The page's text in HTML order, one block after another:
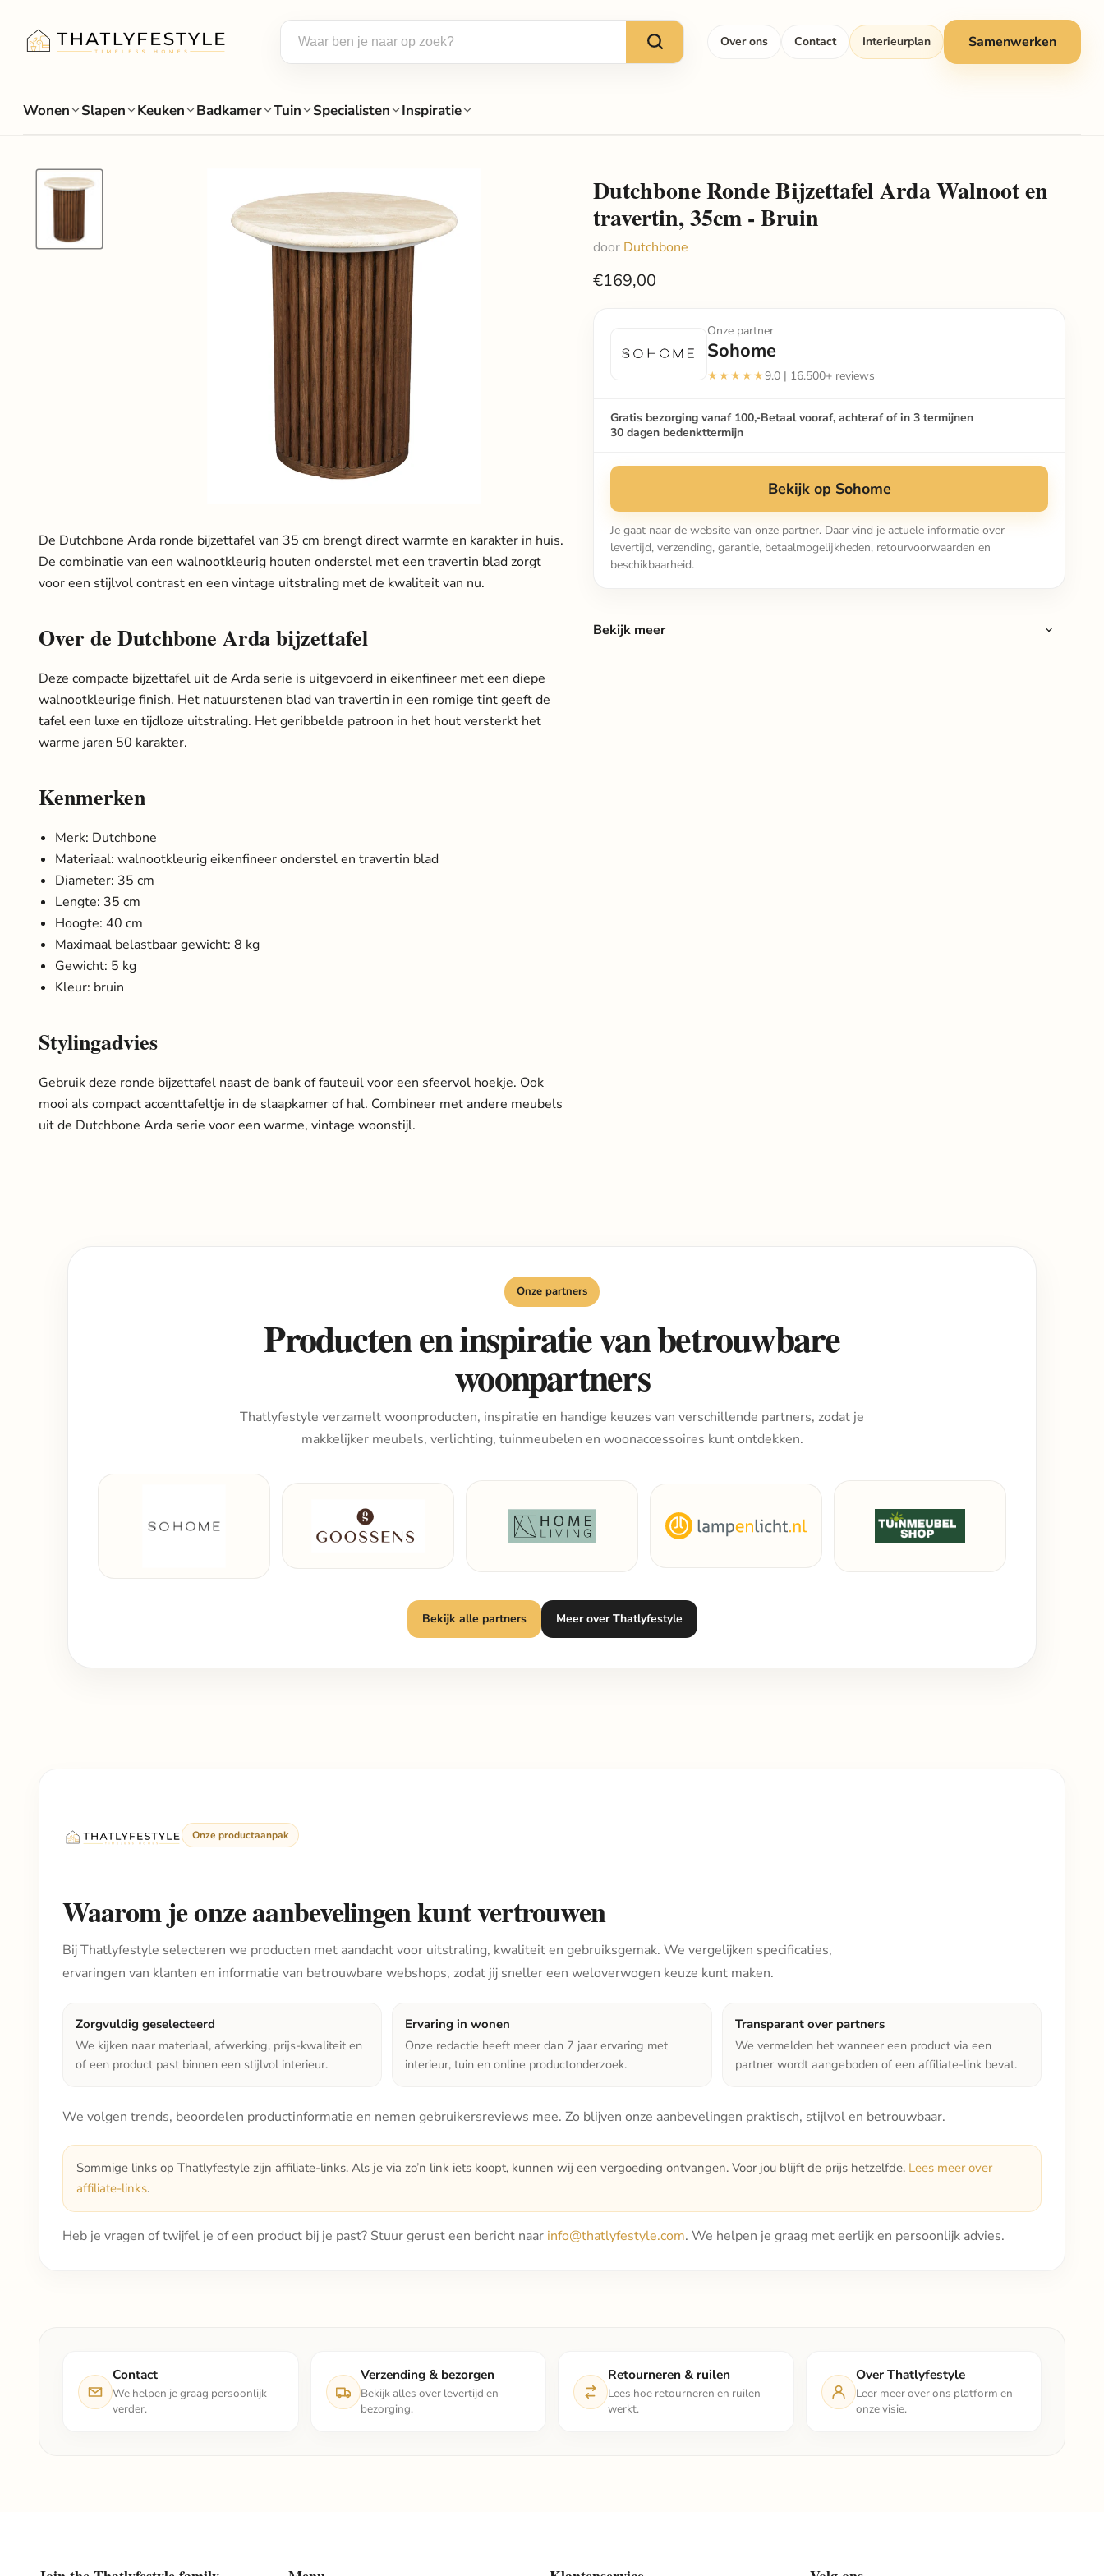
Over ons Contact Interieurplan Samenwerken
Wonen Slapen Keuken Badkamer Tuin Specialisten Inspiratie
De Dutchbone Arda ronde bijzettafel van 35 cm brengt direct warmte en karakter in huis.
De combinatie van een walnootkleurig houten onderstel met een travertin blad zorgt
voor een stijlvol contrast en een vintage uitstraling met de kwaliteit van nu.
Over de Dutchbone Arda bijzettafel
Deze compacte bijzettafel uit de Arda serie is uitgevoerd in eikenfineer met een diepe
walnootkleurige finish. Het natuurstenen blad van travertin in een romige tint geeft de
tafel een luxe en tijdloze uitstraling. Het geribbelde patroon in het hout versterkt het
warme jaren 50 karakter.
Kenmerken
Merk: Dutchbone
Materiaal: walnootkleurig eikenfineer onderstel en travertin blad
Diameter: 35 cm
Lengte: 35 cm
Hoogte: 40 cm
Maximaal belastbaar gewicht: 8 kg
Gewicht: 5 kg
Kleur: bruin
Stylingadvies
Gebruik deze ronde bijzettafel naast de bank of fauteuil voor een sfeervol hoekje. Ook
mooi als compact accenttafeltje in de slaapkamer of hal. Combineer met andere meubels
uit de Dutchbone Arda serie voor een warme, vintage woonstijl.
Dutchbone Ronde Bijzettafel Arda Walnoot en
travertin, 35cm - Bruin
door Dutchbone
€169,00
Onze partner
Sohome
★★★★★9.0 | 16.500+ reviews
Gratis bezorging vanaf 100,-Betaal vooraf, achteraf of in 3 termijnen
30 dagen bedenkttermijn
Bekijk op Sohome
Je gaat naar de website van onze partner. Daar vind je actuele informatie over
levertijd, verzending, garantie, betaalmogelijkheden, retourvoorwaarden en
beschikbaarheid.
Bekijk meer
Onze partners
Producten en inspiratie van betrouwbare
woonpartners
Thatlyfestyle verzamelt woonproducten, inspiratie en handige keuzes van verschillende partners, zodat je
makkelijker meubels, verlichting, tuinmeubelen en woonaccessoires kunt ontdekken.
Bekijk alle partners Meer over Thatlyfestyle
Onze productaanpak
Waarom je onze aanbevelingen kunt vertrouwen
Bij Thatlyfestyle selecteren we producten met aandacht voor uitstraling, kwaliteit en gebruiksgemak. We vergelijken specificaties,
ervaringen van klanten en informatie van betrouwbare webshops, zodat jij sneller een weloverwogen keuze kunt maken.
Zorgvuldig geselecteerd
We kijken naar materiaal, afwerking, prijs-kwaliteit en
of een product past binnen een stijlvol interieur.
Ervaring in wonen
Onze redactie heeft meer dan 7 jaar ervaring met
interieur, tuin en online productonderzoek.
Transparant over partners
We vermelden het wanneer een product via een
partner wordt aangeboden of een affiliate-link bevat.
We volgen trends, beoordelen productinformatie en nemen gebruikersreviews mee. Zo blijven onze aanbevelingen praktisch, stijlvol en betrouwbaar.
Sommige links op Thatlyfestyle zijn affiliate-links. Als je via zo’n link iets koopt, kunnen wij een vergoeding ontvangen. Voor jou blijft de prijs hetzelfde. Lees meer over
affiliate-links.
Heb je vragen of twijfel je of een product bij je past? Stuur gerust een bericht naar info@thatlyfestyle.com. We helpen je graag met eerlijk en persoonlijk advies.
Contact
We helpen je graag persoonlijk
verder.
Verzending & bezorgen
Bekijk alles over levertijd en
bezorging.
Retourneren & ruilen
Lees hoe retourneren en ruilen
werkt.
Over Thatlyfestyle
Leer meer over ons platform en
onze visie.